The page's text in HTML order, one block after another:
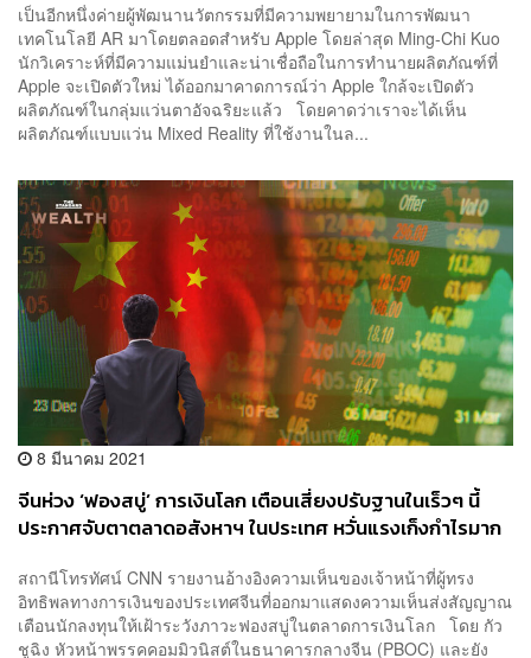
เป็นอีกหนึ่งค่ายผู้พัฒนานวัตกรรมที่มีความพยายามในการพัฒนา
เทคโนโลยี AR มาโดยตลอดสำหรับ Apple โดยล่าสุด Ming-Chi Kuo
นักวิเคราะห์ที่มีความแม่นยำและน่าเชื่อถือในการทำนายผลิตภัณฑ์ที่
Apple จะเปิดตัวใหม่ ได้ออกมาคาดการณ์ว่า Apple ใกล้จะเปิดตัว
ผลิตภัณฑ์ในกลุ่มแว่นตาอัจฉริยะแล้ว โดยคาดว่าเราจะได้เห็น
ผลิตภัณฑ์แบบแว่น Mixed Reality ที่ใช้งานในล...
8 มีนาคม 2021
จีนห่วง ‘ฟองสบู่’ การเงินโลก เตือนเสี่ยงปรับฐานในเร็วๆ นี้
ประกาศจับตาตลาดอสังหาฯ ในประเทศ หวั่นแรงเก็งกำไรมาก
สถานีโทรทัศน์ CNN รายงานอ้างอิงความเห็นของเจ้าหน้าที่ผู้ทรง
อิทธิพลทางการเงินของประเทศจีนที่ออกมาแสดงความเห็นส่งสัญญาณ
เตือนนักลงทุนให้เฝ้าระวังภาวะฟองสบู่ในตลาดการเงินโลก โดย กัว
ชูฉิง หัวหน้าพรรคคอมมิวนิสต์ในธนาคารกลางจีน (PBOC) และยัง